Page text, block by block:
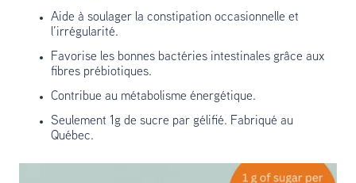
Aide à soulager la constipation occasionnelle et
l’irrégularité.
Favorise les bonnes bactéries intestinales grâce aux
fibres prébiotiques.
Contribue au métabolisme énergétique.
Seulement 1g de sucre par gélifié. Fabriqué au
Québec.